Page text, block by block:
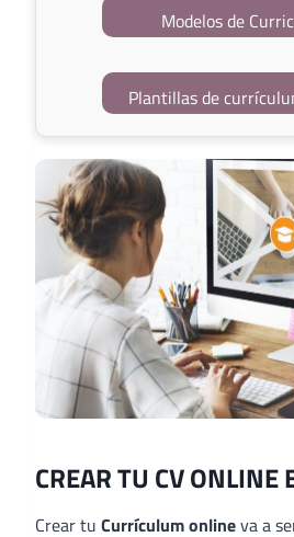
Modelos de
Plantillas de
CREAR TU CV ONLINE
Crear tu Currículum onlineva a